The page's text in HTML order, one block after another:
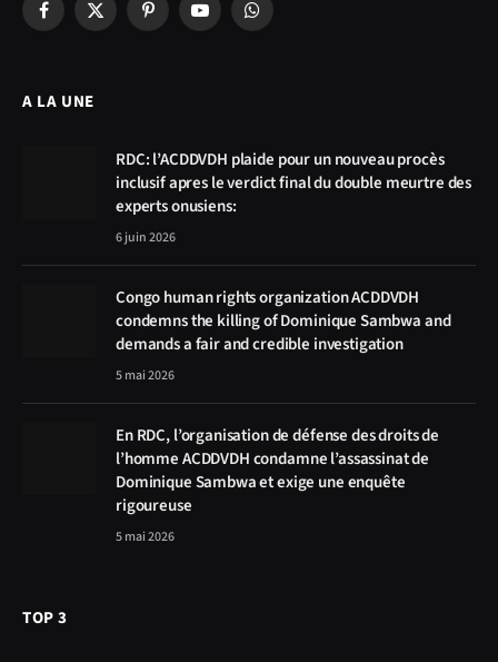
Facebook
X
PinterestYouTubeWhatsApp
A LA UNE
RDC: l’ACDDVDH plaide pour un nouveau procès
inclusif apres le verdict final du double meurtre des
experts onusiens:
6 juin 2026
Congo human rights organization ACDDVDH
condemns the killing of Dominique Sambwa and
demands a fair and credible investigation
5 mai 2026
En RDC, l’organisation de défense des droits de
l’homme ACDDVDH condamne l’assassinat de
Dominique Sambwa et exige une enquête
rigoureuse
5 mai 2026
TOP 3